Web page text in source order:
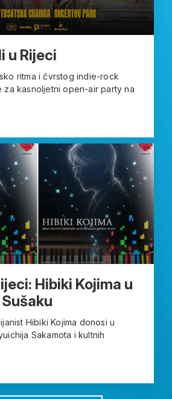
u Rijeci
ritma i čvrstog indie-rock
za kasnoljetni open-air party na
Hibiki Kojima u
Hibiki Kojima donosi u
Sakamota i kultnih